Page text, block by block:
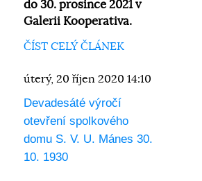
do 30. prosince 2021 v
Galerii Kooperativa.
ČÍST CELÝ ČLÁNEK
úterý, 20 říjen 2020 14:10
Devadesáté výročí
otevření spolkového
domu S. V. U. Mánes 30.
10. 1930